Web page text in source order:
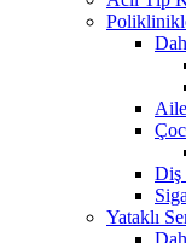
Diş
Yataklı